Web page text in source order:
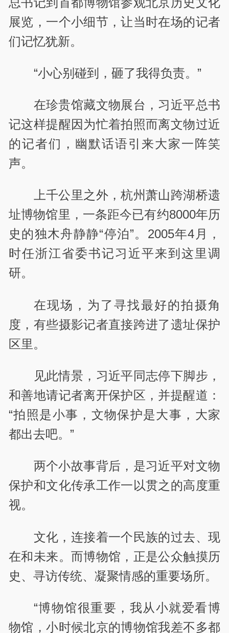
展览，一个小细节，让当时在场的记者
们记忆犹新。
“小心别碰到，砸了我得负责。”
在珍贵馆藏文物展台，习近平总书
记这样提醒因为忙着拍照而离文物过近
的记者们，幽默话语引来大家一阵笑
声。
上千公里之外，杭州萧山跨湖桥遗
址博物馆里，一条距今已有约8000年历
史的独木舟静静“停泊”。2005年4月，
时任浙江省委书记习近平来到这里调
研。
在现场，为了寻找最好的拍摄角
度，有些摄影记者直接跨进了遗址保护
区里。
见此情景，习近平同志停下脚步，
和善地请记者离开保护区，并提醒道：
“拍照是小事，文物保护是大事，大家
都出去吧。”
两个小故事背后，是习近平对文物
保护和文化传承工作一以贯之的高度重
视。
文化，连接着一个民族的过去、现
在和未来。而博物馆，正是公众触摸历
史、寻访传统、凝聚情感的重要场所。
“博物馆很重要，我从小就爱看博
物馆，小时候北京的博物馆我差不多都